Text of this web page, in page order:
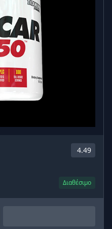
4.49
Διαθέσιμο